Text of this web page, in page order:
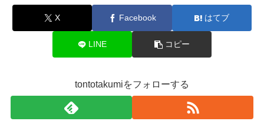
X Facebook はてブ
LINE コピー
tontotakumiをフォローする